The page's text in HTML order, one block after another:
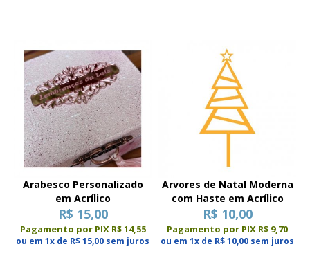
Arabesco Personalizado
em Acrílico
R$ 15,00
Pagamento por PIX R$ 14,55
ou em 1x de R$ 15,00 sem juros
Arvores de Natal Moderna
com Haste em Acrílico
R$ 10,00
Pagamento por PIX R$ 9,70
ou em 1x de R$ 10,00 sem juros